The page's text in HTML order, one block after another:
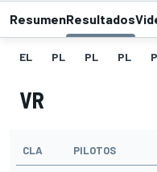
ResumenResultados
EL PL PL PL
VR
CLA PILOTOS